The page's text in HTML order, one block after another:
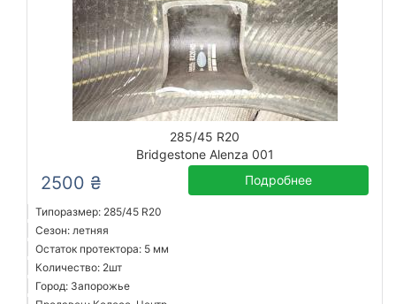
285/45 R20
Bridgestone Alenza 001
2500 ₴ Подробнее
Типоразмер: 285/45 R20
Сезон: летняя
Остаток протектора: 5 мм
Количество: 2шт
Город: Запорожье